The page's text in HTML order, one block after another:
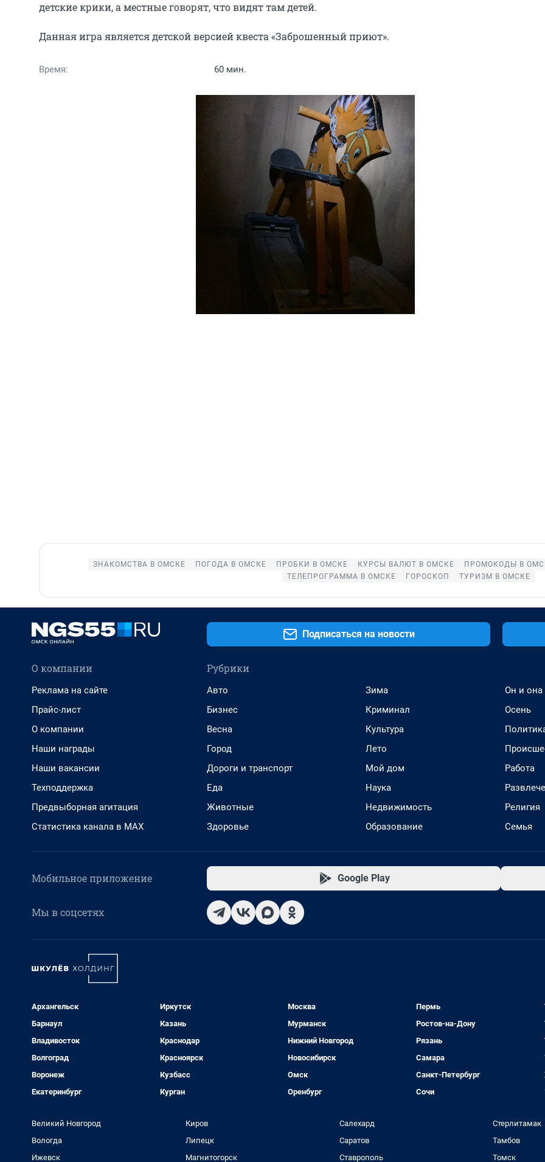
детские крики, а местные говорят, что видят там детей.
Данная игра является детской версией квеста «Заброшенный приют».
Время: 60 мин.
ЗНАКОМСТВА В ОМСКЕ ПОГОДА В ОМСКЕ ПРОБКИ В ОМСКЕ КУРСЫ ВАЛЮТ В ОМСКЕ
ПРОМОКОДЫ В
ТЕЛЕПРОГРАММА В ОМСКЕ
ГОРОСКОП ТУРИЗМ В ОМСКЕ
Подписаться на новости
О компании
Реклама на сайте
Прайс-лист
О компании
Наши награды
Наши вакансии
Техподдержка
Предвыборная агитация
Статистика канала в MAX
Рубрики
Авто
Бизнес
Весна
Город
Дороги и транспорт
Еда
Животные
Здоровье
Зима
Криминал
Культура
Лето
Мой дом
Наука
Недвижимость
Образование
Он и она
Осень
Работа
Религия
Семья
Мобильное приложение Google Play
Мы в соцсетях
Архангельск
Барнаул
Владивосток
Волгоград
Воронеж
Екатеринбург
Иркутск
Казань
Краснодар
Красноярск
Кузбасс
Курган
Москва
Мурманск
Нижний Новгород
Новосибирск
Омск
Оренбург
Пермь
Ростов-на-Дону
Рязань
Самара
Санкт-Петербург
Сочи
Великий Новгород
Вологда
Ижевск
Киров
Липецк
Магнитогорск
Салехард
Саратов
Ставрополь
Стерлитамак
Тамбов
Томск